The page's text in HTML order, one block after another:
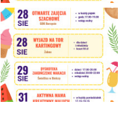
Wakacje z GOK